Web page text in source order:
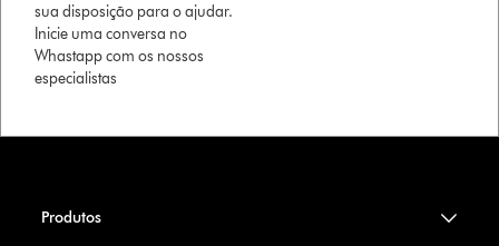
sua disposição para o ajudar.
Inicie uma conversa no
Whastapp com os nossos
especialistas
Produtos